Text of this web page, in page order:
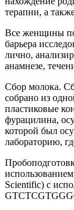
терапии, а
Все женщины
барьера
лично,
анамнезе,
Сбор молока.
собрано из
пластиковые
фурацилина,
которой был
лабораторию,
Scientific) с